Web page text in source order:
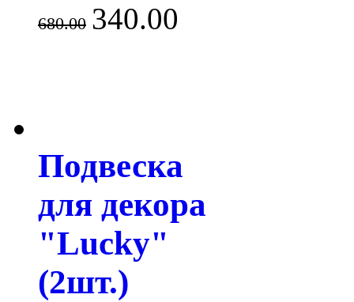
680.00 340.00
Подвеска
для декора
"Lucky"
(2шт.)